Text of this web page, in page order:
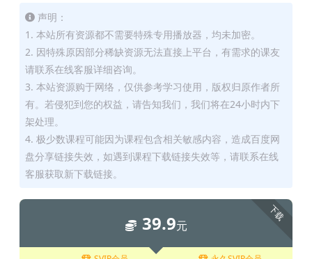
声明：
1. 本站所有资源都不需要特殊专用播放器，均未加密。
2. 因特殊原因部分稀缺资源无法直接上平台，有需求的课友
请联系在线客服详细咨询。
3. 本站资源购于网络，仅供参考学习使用，版权归原作者所
有。若侵犯到您的权益，请告知我们，我们将在24小时内下
架处理。
4. 极少数课程可能因为课程包含相关敏感内容，造成百度网
盘分享链接失效，如遇到课程下载链接失效等，请联系在线
客服获取新下载链接。
下载
39.9元